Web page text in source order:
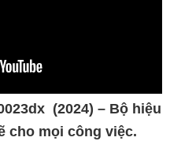
(2024) – Bộ hiệu
cho mọi công việc.